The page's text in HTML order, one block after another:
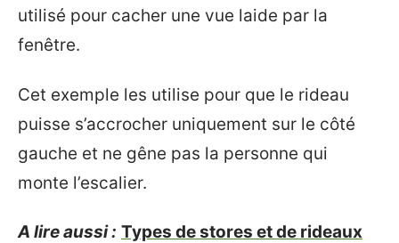
utilisé pour cacher une vue laide par la
fenêtre.
Cet exemple les utilise pour que le rideau
puisse s’accrocher uniquement sur le côté
gauche et ne gêne pas la personne qui
monte l’escalier.
A lire aussi : Types de stores et de rideaux